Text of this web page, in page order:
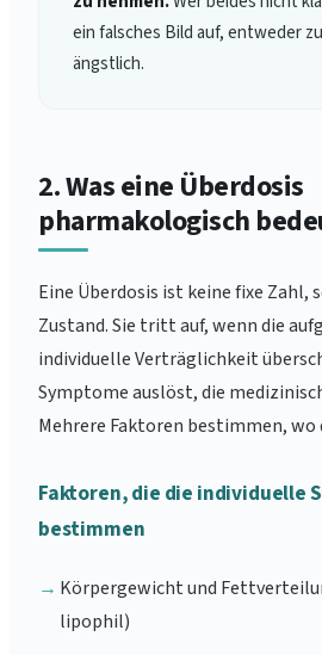
ein falsches Bild auf, entweder
ängstlich.
2. Was eine Überdosis
pharmakologisch
Eine Überdosis ist keine fixe Zahl,
Zustand. Sie tritt auf, wenn die
individuelle Verträglichkeit
Symptome auslöst, die
Mehrere Faktoren bestimmen, wo
Faktoren, die die individuelle
bestimmen
→ Körpergewicht und
lipophil)